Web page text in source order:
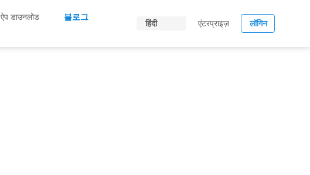
ऐप डाउनलोड
블로그
हिंदी एंटरप्राइज़ लॉगिन